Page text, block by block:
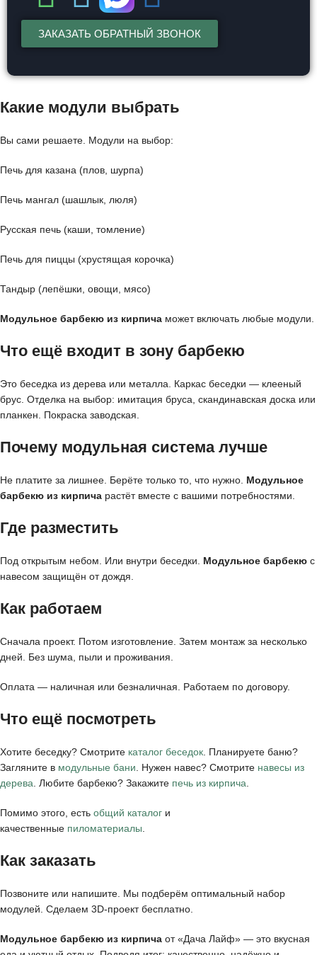
ЗАКАЗАТЬ ОБРАТНЫЙ ЗВОНОК
Какие модули выбрать
Вы сами решаете. Модули на выбор:
Печь для казана (плов, шурпа)
Печь мангал (шашлык, люля)
Русская печь (каши, томление)
Печь для пиццы (хрустящая корочка)
Тандыр (лепёшки, овощи, мясо)
Модульное барбекю из кирпича может включать любые модули.
Что ещё входит в зону барбекю
Это беседка из дерева или металла. Каркас беседки — клееный
брус. Отделка на выбор: имитация бруса, скандинавская доска или
планкен. Покраска заводская.
Почему модульная система лучше
Не платите за лишнее. Берёте только то, что нужно. Модульное
барбекю из кирпича растёт вместе с вашими потребностями.
Где разместить
Под открытым небом. Или внутри беседки. Модульное барбекю с
навесом защищён от дождя.
Как работаем
Сначала проект. Потом изготовление. Затем монтаж за несколько
дней. Без шума, пыли и проживания.
Оплата — наличная или безналичная. Работаем по договору.
Что ещё посмотреть
Хотите беседку? Смотрите каталог беседок . Планируете баню?
Загляните в модульные бани . Нужен навес? Смотрите навесы из
дерева . Любите барбекю? Закажите печь из кирпича
Помимо этого, есть общий каталог и
качественные пиломатериалы
Как заказать
Позвоните или напишите. Мы подберём оптимальный набор
модулей. Сделаем 3D-проект бесплатно.
Модульное барбекю из кирпича от «Дача Лайф» — это вкусная